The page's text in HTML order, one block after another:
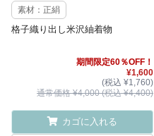
素材：正絹
格子織り出し米沢紬着物
期間限定60％OFF！
¥1,600
(税込 ¥1,760)
通常価格 ¥4,000 (税込 ¥4,400)
カゴに入れる